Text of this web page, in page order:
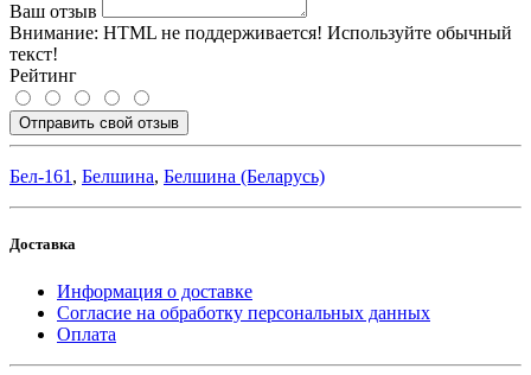
Ваш отзыв
Внимание: HTML не поддерживается! Используйте обычный
текст!
Рейтинг
Отправить свой отзыв
Бел-161 , Белшина, Белшина (Беларусь)
Доставка
Информация о доставке
Согласие на обработку персональных данных
Оплата